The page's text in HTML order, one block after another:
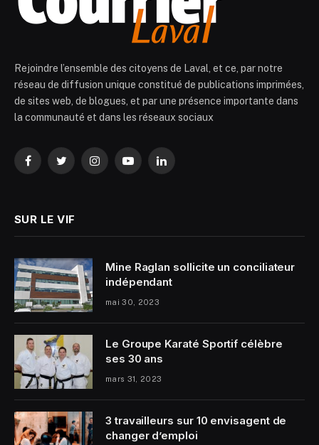
Rejoindre l’ensemble des citoyens de Laval, et ce, par notre
réseau de diffusion unique constitué de publications imprimées,
de sites web, de blogues, et par une présence importante dans
la communauté et dans les réseaux sociaux
FacebookTwitterInstagramYouTubeLinkedIn
SUR LE VIF
Mine Raglan sollicite un conciliateur
indépendant
mai 30, 2023
Le Groupe Karaté Sportif célèbre
ses 30 ans
mars 31, 2023
3 travailleurs sur 10 envisagent de
changer d’emploi